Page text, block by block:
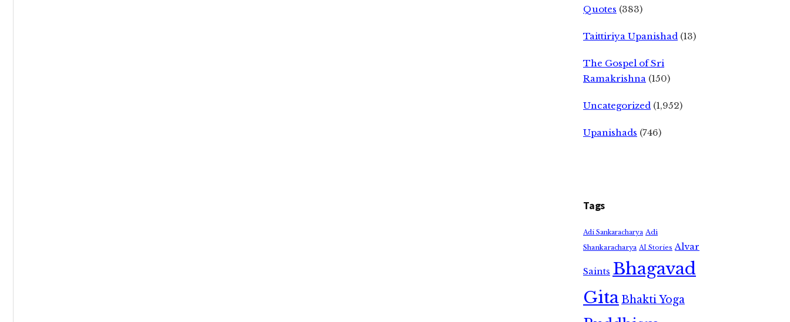
Quotes (383)
Taittiriya Upanishad (13)
The Gospel of Sri
Ramakrishna (150)
Uncategorized (1,952)
Upanishads (746)
Tags
Adi Sankaracharya Adi
Shankaracharya AI Stories Alvar
Saints Bhagavad
GitaBhakti Yoga